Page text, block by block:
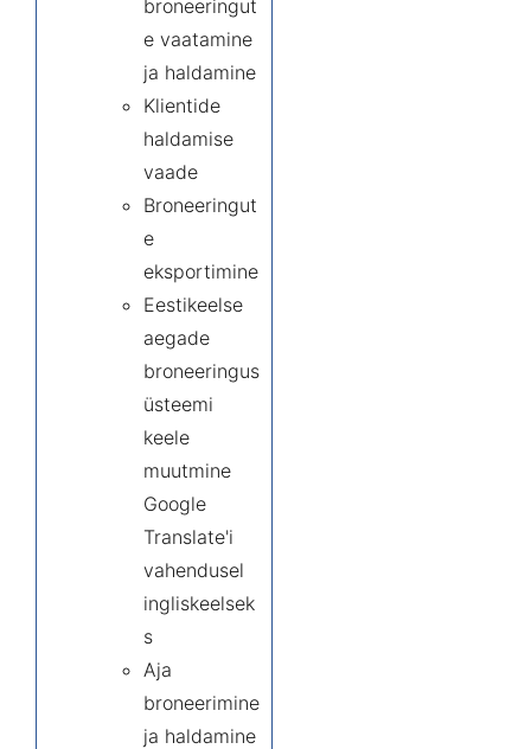
broneeringut
e vaatamine
ja haldamine
Klientide
haldamise
vaade
Broneeringut
e
eksportimine
Eestikeelse
aegade
broneeringus
üsteemi
keele
muutmine
Google
Translate'i
vahendusel
ingliskeelsek
s
Aja
broneerimine
ja haldamine